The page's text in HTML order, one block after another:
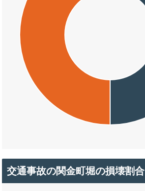
交通事故の関金町堀の損壊割合